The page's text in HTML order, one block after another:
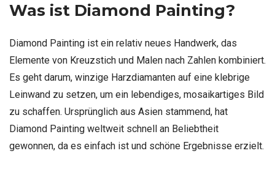
Was ist Diamond Painting?
Diamond Painting ist ein relativ neues Handwerk, das
Elemente von Kreuzstich und Malen nach Zahlen kombiniert.
Es geht darum, winzige Harzdiamanten auf eine klebrige
Leinwand zu setzen, um ein lebendiges, mosaikartiges Bild
zu schaffen. Ursprünglich aus Asien stammend, hat
Diamond Painting weltweit schnell an Beliebtheit
gewonnen, da es einfach ist und schöne Ergebnisse erzielt.